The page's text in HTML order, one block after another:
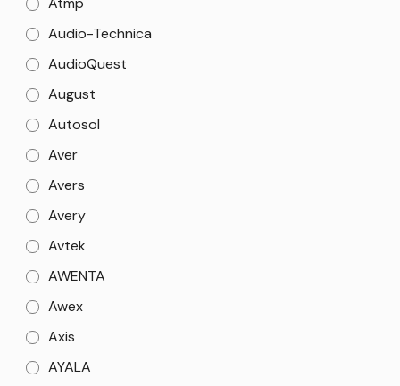
Audio-Technica
AudioQuest
August
Autosol
Aver
Avers
Avery
Avtek
AWENTA
Awex
Axis
AYALA